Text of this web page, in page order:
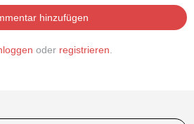
hinzufügen
oder registrieren